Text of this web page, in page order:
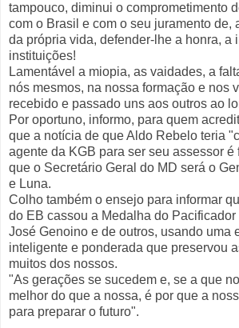
tampouco, diminui o comprometimento
com o Brasil e com o seu juramento de,
da própria vida, defender-lhe a honra, a
instituições!
Lamentável a miopia, as vaidades, a
nós mesmos, na nossa formação e nos
recebido e passado uns aos outros ao
Por oportuno, informo, para quem
que a notícia de que Aldo Rebelo teria
agente da KGB para ser seu assessor é
que o Secretário Geral do MD será o
e Luna.
Colho também o ensejo para informar
do EB cassou a Medalha do
José Genoino e de outros, usando uma
inteligente e ponderada que preservou
muitos dos nossos.
"As gerações se sucedem e, se a que
melhor do que a nossa, é por que a
para preparar o futuro".